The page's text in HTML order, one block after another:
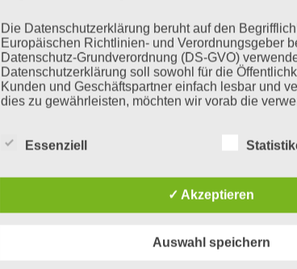
Die Datenschutzerklärung beruht auf den
Europäischen Richtlinien- und Verordnungsgeber
Datenschutz-Grundverordnung (DS-GVO)
Datenschutzerklärung soll sowohl für die
Kunden und Geschäftspartner einfach lesbar und
dies zu gewährleisten, möchten wir vorab die
Wir verwenden in dieser Datenschutzerklärung
Essenziell
✓ Akzeptieren
Auswahl speichern